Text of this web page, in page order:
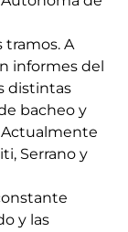
A
informes del
distintas
bacheo y
Serrano y
y las